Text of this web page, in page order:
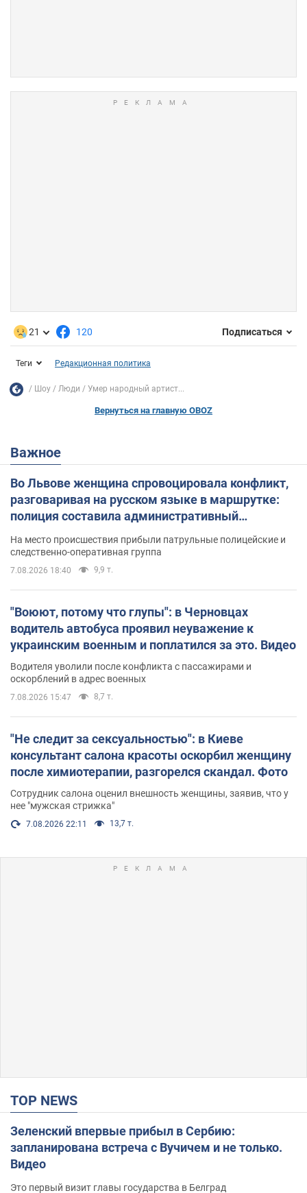
21 120 Подписаться
Теги Редакционная политика
Шоу Люди Умер народный артист...
Вернуться на главную OBOZ
Важное
Во Львове женщина спровоцировала конфликт,
разговаривая на русском языке в маршрутке:
полиция составила административный
На место происшествия прибыли патрульные полицейские и
следственно-оперативная группа
7.08.2026 18:40 9,9 т.
"Воюют, потому что глупы": в Черновцах
водитель автобуса проявил неуважение к
украинским военным и поплатился за это. Видео
Водителя уволили после конфликта с пассажирами и
оскорблений в адрес военных
7.08.2026 15:47 8,7 т.
"Не следит за сексуальностью": в Киеве
консультант салона красоты оскорбил женщину
после химиотерапии, разгорелся скандал. Фото
Сотрудник салона оценил внешность женщины, заявив, что у
нее "мужская стрижка"
7.08.2026 22:11 13,7 т.
TOP NEWS
Зеленский впервые прибыл в Сербию:
запланирована встреча с Вучичем и не только.
Видео
Это первый визит главы государства в Белград